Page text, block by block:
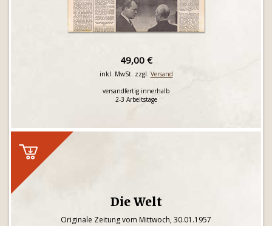
49,00 €
inkl. MwSt. zzgl. Versand
versandfertig innerhalb
2-3 Arbeitstage
Die Welt
Originale Zeitung vom Mittwoch, 30.01.1957